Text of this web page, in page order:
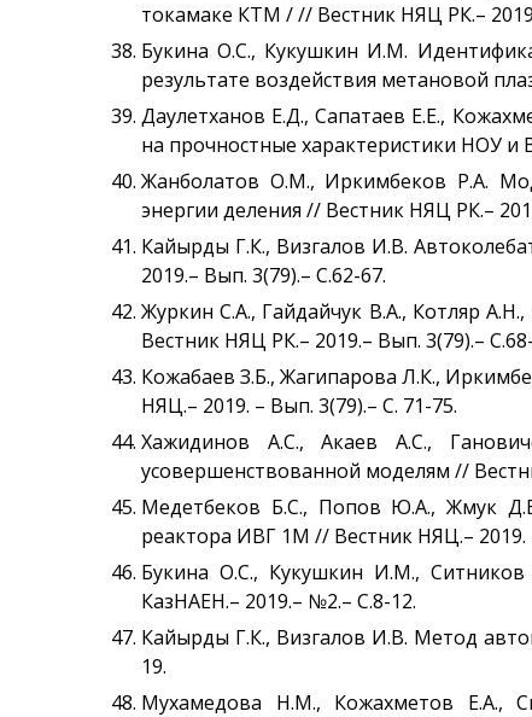
токамаке КТМ / // Вестник НЯЦ РК.–
Букина О.С., Кукушкин И.М.
результате воздействия метановой
Даулетханов Е.Д., Сапатаев Е.Е.,
на прочностные характеристики НОУ и
Жанболатов О.М., Иркимбеков Р.А.
энергии деления // Вестник НЯЦ РК.–
Кайырды Г.К., Визгалов И.В.
2019.– Вып. 3(79).– С.62-67.
Журкин С.А., Гайдайчук В.А., Котляр
Вестник НЯЦ РК.– 2019.– Вып. 3(79).–
Кожабаев З.Б., Жагипарова Л.К.,
НЯЦ.– 2019. – Вып. 3(79).– С. 71-75.
Хажидинов А.С., Акаев А.С.,
усовершенствованной моделям //
Медетбеков Б.С., Попов Ю.А., Жмук
реактора ИВГ 1М // Вестник НЯЦ.– 2019.
Букина О.С., Кукушкин И.М., Ситников
КазНАЕН.– 2019.– №2.– С.8-12.
Кайырды Г.К., Визгалов И.В. Метод
19.
Мухамедова Н.М., Кожахметов Е.А.,